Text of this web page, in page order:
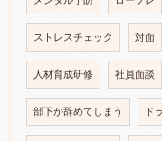
ストレスチェック 対面
人材育成研修 社員面談
部下が辞めてしまう ド